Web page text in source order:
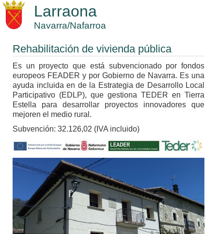
Larraona
Navarra/Nafarroa
Rehabilitación de vivienda pública
Es un proyecto que está subvencionado por fondos
europeos FEADER y por Gobierno de Navarra. Es una
ayuda incluida en de la Estrategia de Desarrollo Local
Participativo (EDLP), que gestiona TEDER en Tierra
Estella para desarrollar proyectos innovadores que
mejoren el medio rural.
Subvención: 32.126,02 (IVA incluido)